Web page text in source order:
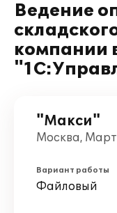
Ведение
компании
"Макси"
Москва,
Вариант работы
Файловый